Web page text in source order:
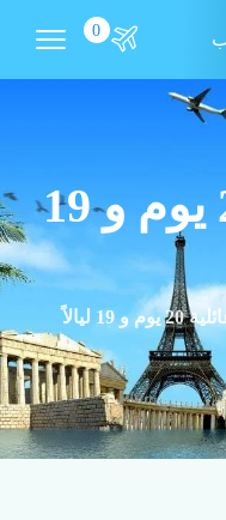
0
رحلة عائلية 20 يوم و 19
و 19 ليالاً